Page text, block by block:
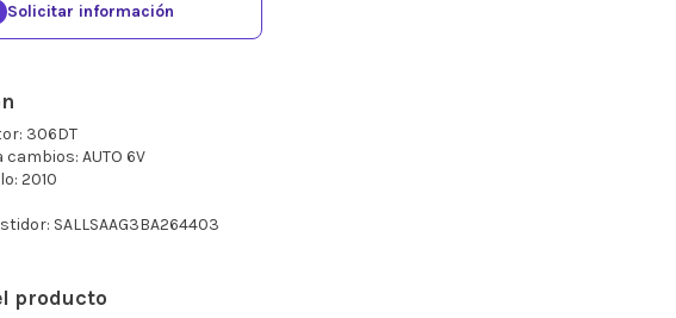
Solicitar información
306DT
cambios: AUTO 6V
2010
SALLSAAG3BA264403
producto